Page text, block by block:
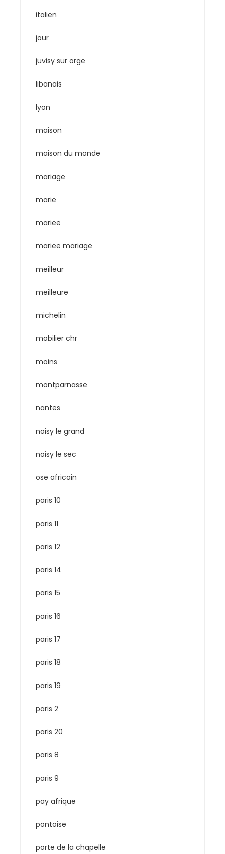
italien
jour
juvisy sur orge
libanais
lyon
maison
maison du monde
mariage
marie
mariee
mariee mariage
meilleur
meilleure
michelin
mobilier chr
moins
montparnasse
nantes
noisy le grand
noisy le sec
ose africain
paris 10
paris 11
paris 12
paris 14
paris 15
paris 16
paris 17
paris 18
paris 19
paris 2
paris 20
paris 8
paris 9
pay afrique
pontoise
porte de la chapelle